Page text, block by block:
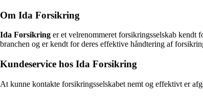
Om Ida Forsikring
Ida Forsikring er et velrenommeret forsikringsselskab
branchen og er kendt for deres effektive håndtering af
Kundeservice hos Ida Forsikring
At kunne kontakte forsikringsselskabet nemt og effektivt er